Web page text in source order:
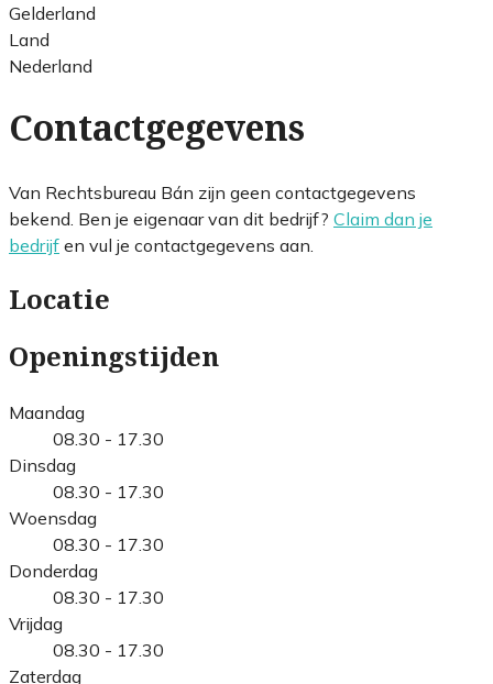
Gelderland
Land
Nederland
Contactgegevens
Van Rechtsbureau Bán zijn geen contactgegevens
bekend. Ben je eigenaar van dit bedrijf? Claim dan je
bedrijf en vul je contactgegevens aan.
Locatie
Openingstijden
Maandag
08.30 - 17.30
Dinsdag
08.30 - 17.30
Woensdag
08.30 - 17.30
Donderdag
08.30 - 17.30
Vrijdag
08.30 - 17.30
Zaterdag